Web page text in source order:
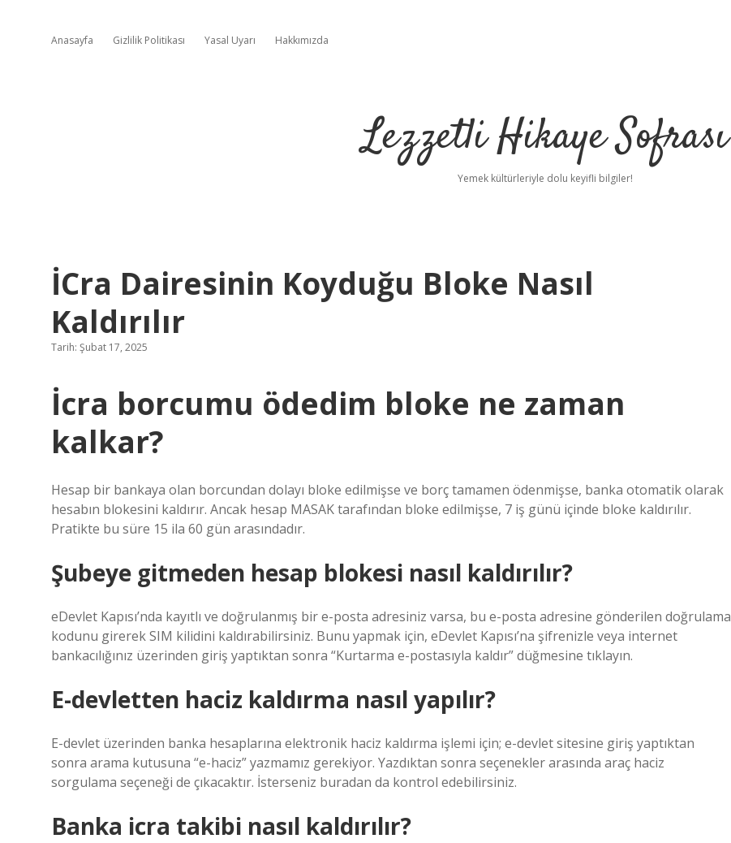
Anasayfa Gizlilik Politikası Yasal Uyarı Hakkımızda
Lezzetli Hikaye Sofrası
Yemek kültürleriyle dolu keyifli bilgiler!
İCra Dairesinin Koyduğu Bloke Nasıl
Kaldırılır
Tarih: Şubat 17, 2025
İcra borcumu ödedim bloke ne zaman
kalkar?
Hesap bir bankaya olan borcundan dolayı bloke edilmişse ve borç tamamen ödenmişse, banka otomatik olarak
hesabın blokesini kaldırır. Ancak hesap MASAK tarafından bloke edilmişse, 7 iş günü içinde bloke kaldırılır.
Pratikte bu süre 15 ila 60 gün arasındadır.
Şubeye gitmeden hesap blokesi nasıl kaldırılır?
eDevlet Kapısı’nda kayıtlı ve doğrulanmış bir e-posta adresiniz varsa, bu e-posta adresine gönderilen doğrulama
kodunu girerek SIM kilidini kaldırabilirsiniz. Bunu yapmak için, eDevlet Kapısı’na şifrenizle veya internet
bankacılığınız üzerinden giriş yaptıktan sonra “Kurtarma e-postasıyla kaldır” düğmesine tıklayın.
E-devletten haciz kaldırma nasıl yapılır?
E-devlet üzerinden banka hesaplarına elektronik haciz kaldırma işlemi için; e-devlet sitesine giriş yaptıktan
sonra arama kutusuna “e-haciz” yazmamız gerekiyor. Yazdıktan sonra seçenekler arasında araç haciz
sorgulama seçeneği de çıkacaktır. İsterseniz buradan da kontrol edebilirsiniz.
Banka icra takibi nasıl kaldırılır?